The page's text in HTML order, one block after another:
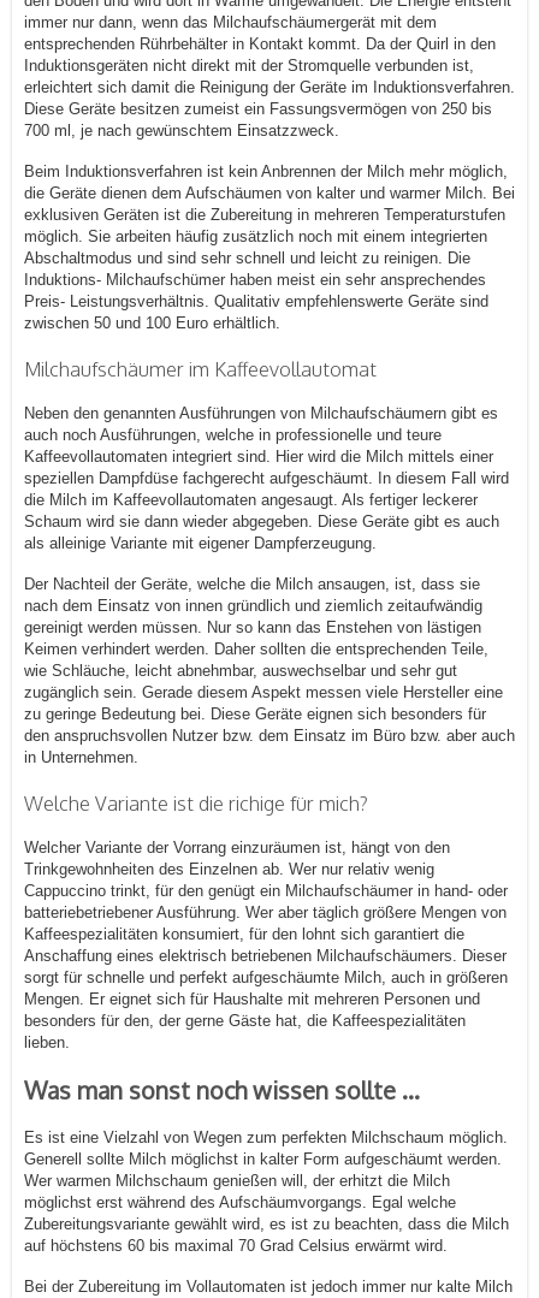
immer nur dann, wenn das Milchaufschäumergerät mit dem
entsprechenden Rührbehälter in Kontakt kommt. Da der Quirl in den
Induktionsgeräten nicht direkt mit der Stromquelle verbunden ist,
erleichtert sich damit die Reinigung der Geräte im Induktionsverfahren.
Diese Geräte besitzen zumeist ein Fassungsvermögen von 250 bis
700 ml, je nach gewünschtem Einsatzzweck.
Beim Induktionsverfahren ist kein Anbrennen der Milch mehr möglich,
die Geräte dienen dem Aufschäumen von kalter und warmer Milch. Bei
exklusiven Geräten ist die Zubereitung in mehreren Temperaturstufen
möglich. Sie arbeiten häufig zusätzlich noch mit einem integrierten
Abschaltmodus und sind sehr schnell und leicht zu reinigen. Die
Induktions- Milchaufschümer haben meist ein sehr ansprechendes
Preis- Leistungsverhältnis. Qualitativ empfehlenswerte Geräte sind
zwischen 50 und 100 Euro erhältlich.
Milchaufschäumer im Kaffeevollautomat
Neben den genannten Ausführungen von Milchaufschäumern gibt es
auch noch Ausführungen, welche in professionelle und teure
Kaffeevollautomaten integriert sind. Hier wird die Milch mittels einer
speziellen Dampfdüse fachgerecht aufgeschäumt. In diesem Fall wird
die Milch im Kaffeevollautomaten angesaugt. Als fertiger leckerer
Schaum wird sie dann wieder abgegeben. Diese Geräte gibt es auch
als alleinige Variante mit eigener Dampferzeugung.
Der Nachteil der Geräte, welche die Milch ansaugen, ist, dass sie
nach dem Einsatz von innen gründlich und ziemlich zeitaufwändig
gereinigt werden müssen. Nur so kann das Enstehen von lästigen
Keimen verhindert werden. Daher sollten die entsprechenden Teile,
wie Schläuche, leicht abnehmbar, auswechselbar und sehr gut
zugänglich sein. Gerade diesem Aspekt messen viele Hersteller eine
zu geringe Bedeutung bei. Diese Geräte eignen sich besonders für
den anspruchsvollen Nutzer bzw. dem Einsatz im Büro bzw. aber auch
in Unternehmen.
Welche Variante ist die richige für mich?
Welcher Variante der Vorrang einzuräumen ist, hängt von den
Trinkgewohnheiten des Einzelnen ab. Wer nur relativ wenig
Cappuccino trinkt, für den genügt ein Milchaufschäumer in hand- oder
batteriebetriebener Ausführung. Wer aber täglich größere Mengen von
Kaffeespezialitäten konsumiert, für den lohnt sich garantiert die
Anschaffung eines elektrisch betriebenen Milchaufschäumers. Dieser
sorgt für schnelle und perfekt aufgeschäumte Milch, auch in größeren
Mengen. Er eignet sich für Haushalte mit mehreren Personen und
besonders für den, der gerne Gäste hat, die Kaffeespezialitäten
lieben.
Was man sonst noch wissen sollte …
Es ist eine Vielzahl von Wegen zum perfekten Milchschaum möglich.
Generell sollte Milch möglichst in kalter Form aufgeschäumt werden.
Wer warmen Milchschaum genießen will, der erhitzt die Milch
möglichst erst während des Aufschäumvorgangs. Egal welche
Zubereitungsvariante gewählt wird, es ist zu beachten, dass die Milch
auf höchstens 60 bis maximal 70 Grad Celsius erwärmt wird.
Bei der Zubereitung im Vollautomaten ist jedoch immer nur kalte Milch